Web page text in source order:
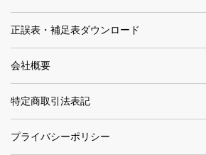
正誤表・補足表ダウンロード
会社概要
特定商取引法表記
プライバシーポリシー